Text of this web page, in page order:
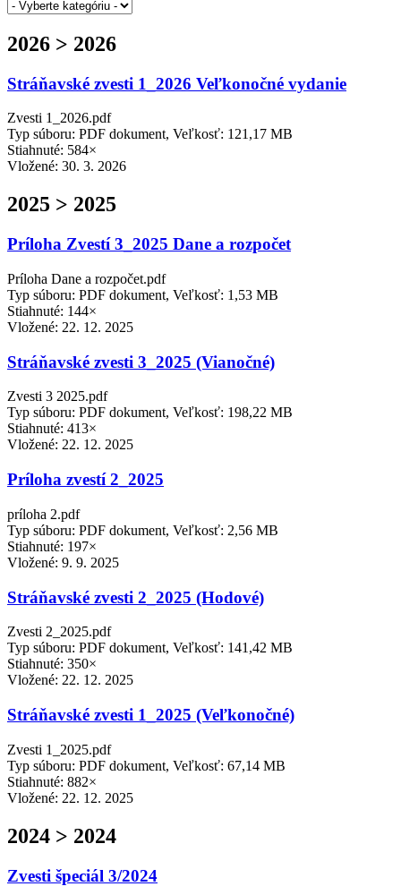
2026 > 2026
Stráňavské zvesti 1_2026 Veľkonočné vydanie
Zvesti 1_2026.pdf
Typ súboru: PDF dokument, Veľkosť: 121,17 MB
Stiahnuté: 584×
Vložené: 30. 3. 2026
2025 > 2025
Príloha Zvestí 3_2025 Dane a rozpočet
Príloha Dane a rozpočet.pdf
Typ súboru: PDF dokument, Veľkosť: 1,53 MB
Stiahnuté: 144×
Vložené: 22. 12. 2025
Stráňavské zvesti 3_2025 (Vianočné)
Zvesti 3 2025.pdf
Typ súboru: PDF dokument, Veľkosť: 198,22 MB
Stiahnuté: 413×
Vložené: 22. 12. 2025
Príloha zvestí 2_2025
príloha 2.pdf
Typ súboru: PDF dokument, Veľkosť: 2,56 MB
Stiahnuté: 197×
Vložené: 9. 9. 2025
Stráňavské zvesti 2_2025 (Hodové)
Zvesti 2_2025.pdf
Typ súboru: PDF dokument, Veľkosť: 141,42 MB
Stiahnuté: 350×
Vložené: 22. 12. 2025
Stráňavské zvesti 1_2025 (Veľkonočné)
Zvesti 1_2025.pdf
Typ súboru: PDF dokument, Veľkosť: 67,14 MB
Stiahnuté: 882×
Vložené: 22. 12. 2025
2024 > 2024
Zvesti špeciál 3/2024